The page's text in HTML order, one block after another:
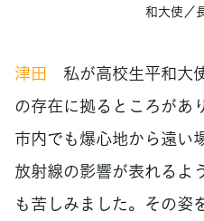
和大使／
津田 私が高校生平和大
の存在に拠るところがあ
市内でも爆心地から遠い
放射線の影響が表れるよ
も苦しみました。その姿